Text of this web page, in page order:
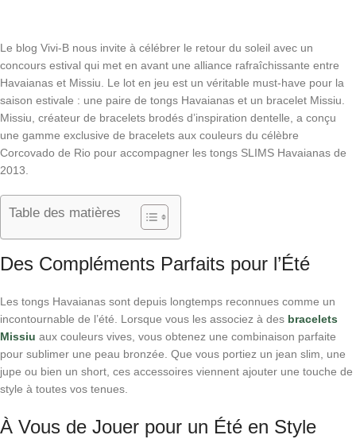
Le blog Vivi-B nous invite à célébrer le retour du soleil avec un
concours estival qui met en avant une alliance rafraîchissante entre
Havaianas et Missiu. Le lot en jeu est un véritable must-have pour la
saison estivale : une paire de tongs Havaianas et un bracelet Missiu.
Missiu, créateur de bracelets brodés d’inspiration dentelle, a conçu
une gamme exclusive de bracelets aux couleurs du célèbre
Corcovado de Rio pour accompagner les tongs SLIMS Havaianas de
2013.
Table des matières
Des Compléments Parfaits pour l’Été
Les tongs Havaianas sont depuis longtemps reconnues comme un
incontournable de l’été. Lorsque vous les associez à des bracelets
Missiu aux couleurs vives, vous obtenez une combinaison parfaite
pour sublimer une peau bronzée. Que vous portiez un jean slim, une
jupe ou bien un short, ces accessoires viennent ajouter une touche de
style à toutes vos tenues.
À Vous de Jouer pour un Été en Style